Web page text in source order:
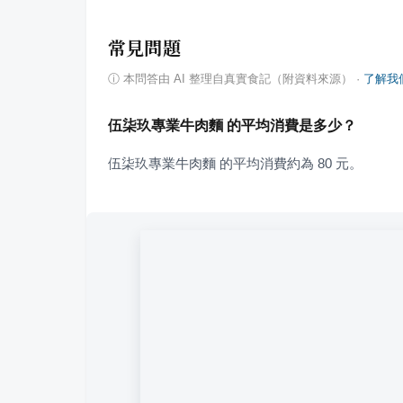
常見問題
ⓘ 本問答由 AI 整理自真實食記（附資料來源） · 了解我
伍柒玖專業牛肉麵 的平均消費是多少？
伍柒玖專業牛肉麵 的平均消費約為 80 元。